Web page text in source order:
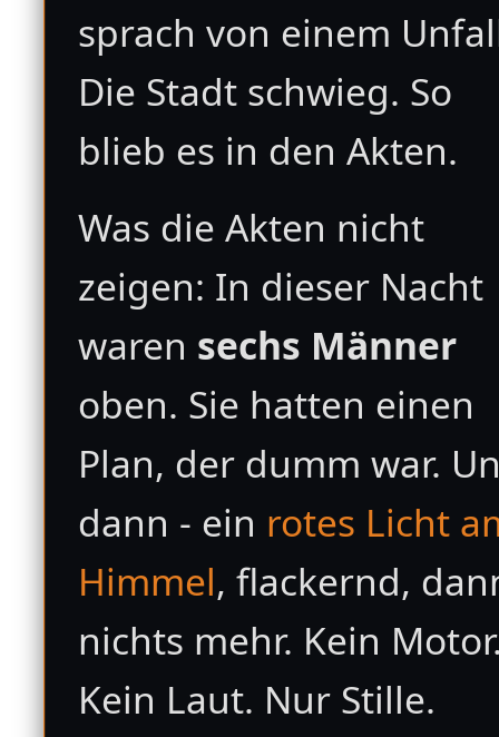
sprach von einem
Die Stadt schwieg. So
blieb es in den Akten.
Was die Akten nicht
zeigen: In dieser Nacht
waren sechs Männer
oben. Sie hatten einen
Plan, der dumm war.
dann - ein rotes Licht
Himmel, flackernd,
nichts mehr. Kein
Kein Laut. Nur Stille.